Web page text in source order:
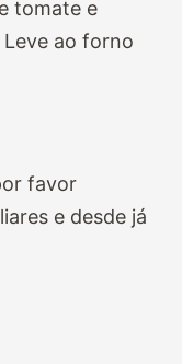
tomate e
ao forno
favor
e desde já